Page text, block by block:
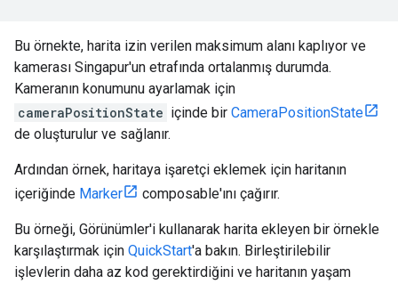
Bu örnekte, harita izin verilen maksimum alanı kaplıyor ve
kamerası Singapur'un etrafında ortalanmış durumda.
Kameranın konumunu ayarlamak için
cameraPositionState içinde bir CameraPositionState
de oluşturulur ve sağlanır.
Ardından örnek, haritaya işaretçi eklemek için haritanın
içeriğinde Marker composable'ını çağırır.
Bu örneği, Görünümler'i kullanarak harita ekleyen bir örnekle
karşılaştırmak için QuickStart'a bakın. Birleştirilebilir
işlevlerin daha az kod gerektirdiğini ve haritanın yaşam